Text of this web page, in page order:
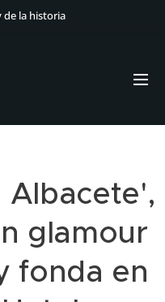
de la historia
Albacete',
glamour
fonda en